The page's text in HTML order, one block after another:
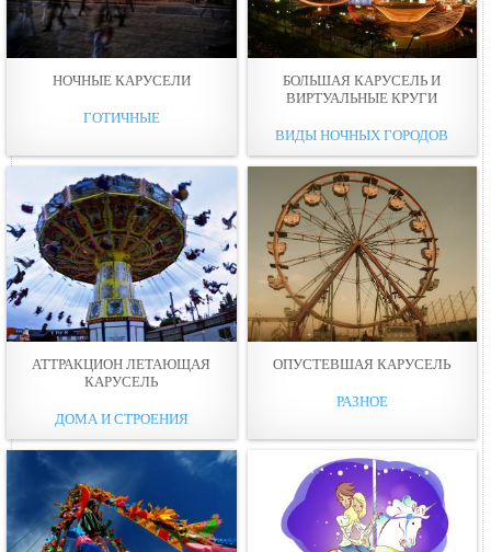
НОЧНЫЕ КАРУСЕЛИ
ГОТИЧНЫЕ
БОЛЬШАЯ КАРУСЕЛЬ И
ВИРТУАЛЬНЫЕ КРУГИ
ВИДЫ НОЧНЫХ ГОРОДОВ
АТТРАКЦИОН ЛЕТАЮЩАЯ
КАРУСЕЛЬ
ДОМА И СТРОЕНИЯ
ОПУСТЕВШАЯ КАРУСЕЛЬ
РАЗНОЕ